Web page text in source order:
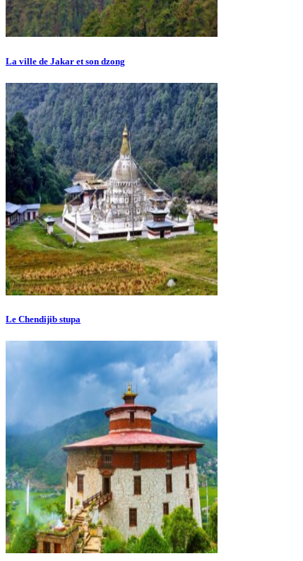
La ville de Jakar et son dzong
Le Chendijib stupa